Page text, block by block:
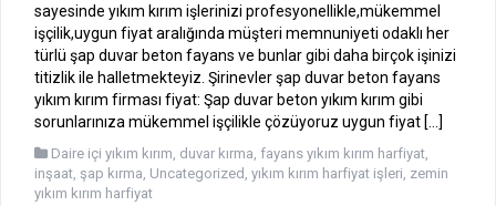
sayesinde yıkım kırım işlerinizi profesyonellikle,mükemmel
işçilik,uygun fiyat aralığında müşteri memnuniyeti odaklı her
türlü şap duvar beton fayans ve bunlar gibi daha birçok işinizi
titizlik ile halletmekteyiz. Şirinevler şap duvar beton fayans
yıkım kırım firması fiyat: Şap duvar beton yıkım kırım gibi
sorunlarınıza mükemmel işçilikle çözüyoruz uygun fiyat […]
Daire içi yıkım kırım duvar kırma fayans yıkım kırım harfiyat
inşaat şap kırma Uncategorized yıkım kırım harfiyat işleri zemin
yıkım kırım harfiyat